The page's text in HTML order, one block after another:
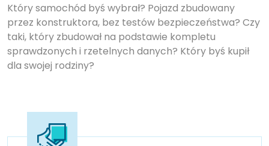
Który samochód byś wybrał? Pojazd zbudowany
przez konstruktora, bez testów bezpieczeństwa? Czy
taki, który zbudował na podstawie kompletu
sprawdzonych i rzetelnych danych? Który byś kupił
dla swojej rodziny?